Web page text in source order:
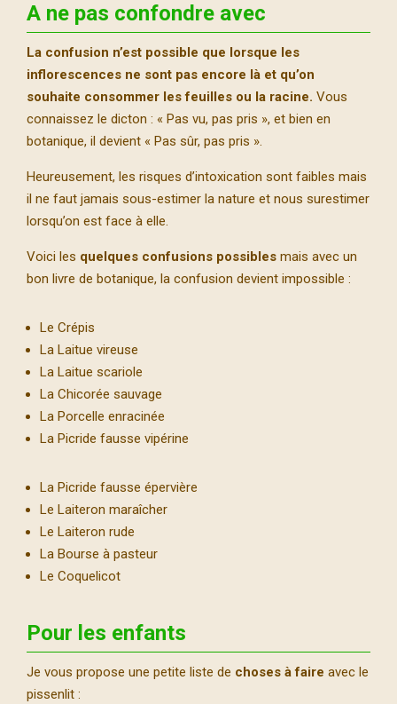
A ne pas confondre avec
La confusion n’est possible que lorsque les
inflorescences ne sont pas encore là et qu’on
souhaite consommer les feuilles ou la racine. Vous
connaissez le dicton : « Pas vu, pas pris », et bien en
botanique, il devient « Pas sûr, pas pris ».
Heureusement, les risques d’intoxication sont faibles mais
il ne faut jamais sous-estimer la nature et nous surestimer
lorsqu’on est face à elle.
Voici les quelques confusions possibles mais avec un
bon livre de botanique, la confusion devient impossible :
Le Crépis
La Laitue vireuse
La Laitue scariole
La Chicorée sauvage
La Porcelle enracinée
La Picride fausse vipérine
La Picride fausse épervière
Le Laiteron maraîcher
Le Laiteron rude
La Bourse à pasteur
Le Coquelicot
Pour les enfants
Je vous propose une petite liste de choses à faire avec le
pissenlit :